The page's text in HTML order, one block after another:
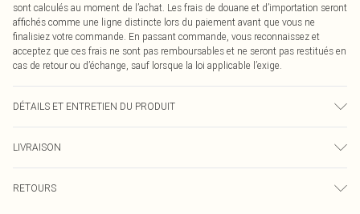
sont calculés au moment de l’achat. Les frais de douane et d’importation seront
affichés comme une ligne distincte lors du paiement avant que vous ne
finalisiez votre commande. En passant commande, vous reconnaissez et
acceptez que ces frais ne sont pas remboursables et ne seront pas restitués en
cas de retour ou d’échange, sauf lorsque la loi applicable l’exige.
DÉTAILS ET ENTRETIEN DU PRODUIT
transfer.
LIVRAISON
RETOURS